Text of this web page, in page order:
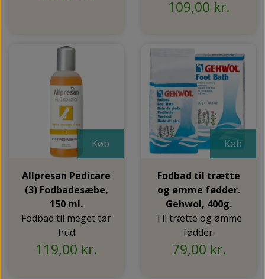
109,00 kr.
Køb
Allpresan Pedicare
(3) Fodbadesæbe,
150 ml.
Fodbad til meget tør
hud
119,00 kr.
Køb
Fodbad til trætte
og ømme fødder.
Gehwol, 400g.
Til trætte og ømme
fødder.
79,00 kr.